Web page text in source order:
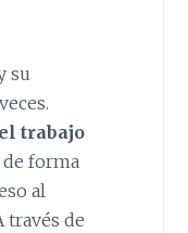
su
el trabajo
forma
al
través de